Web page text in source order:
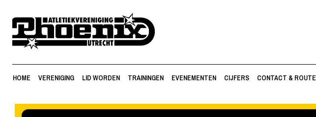
HOME VERENIGING LID WORDEN TRAININGEN EVENEMENTEN CIJFERS CONTACT & ROUTE